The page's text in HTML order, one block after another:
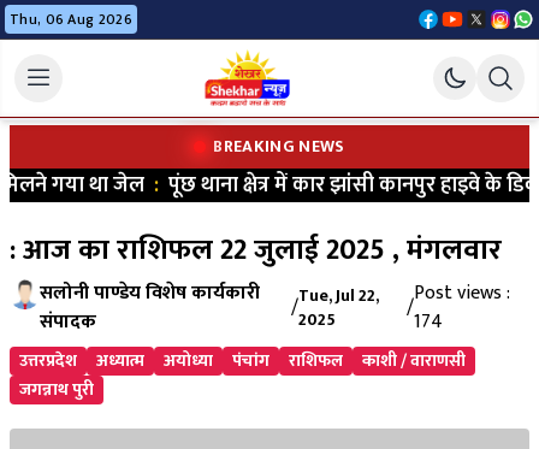
Thu, 06 Aug 2026
BREAKING NEWS
गया था जेल:पूंछ थाना क्षेत्र में कार झांसी कानपुर हाइवे के
: आज का राशिफल 22 जुलाई 2025 , मंगलवार
सलोनी पाण्डेय विशेष कार्यकारी
संपादक
/Tue, Jul 22,
2025
/Post views :
174
उत्तरप्रदेश अध्यात्म अयोध्या पंचांग राशिफल
काशी / वाराणसी
जगन्नाथ पुरी